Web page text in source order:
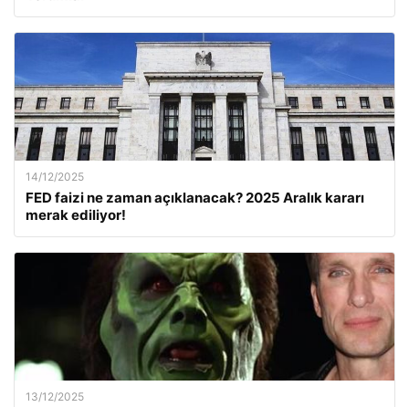
14/12/2025
FED faizi ne zaman açıklanacak? 2025 Aralık kararı
merak ediliyor!
13/12/2025